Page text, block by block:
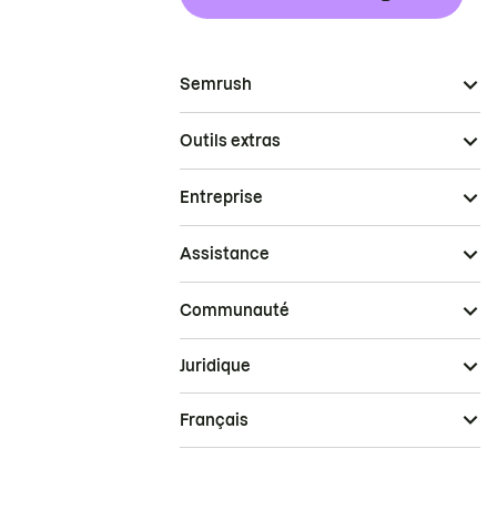
Semrush
Outils extras
Entreprise
Assistance
Communauté
Juridique
Français